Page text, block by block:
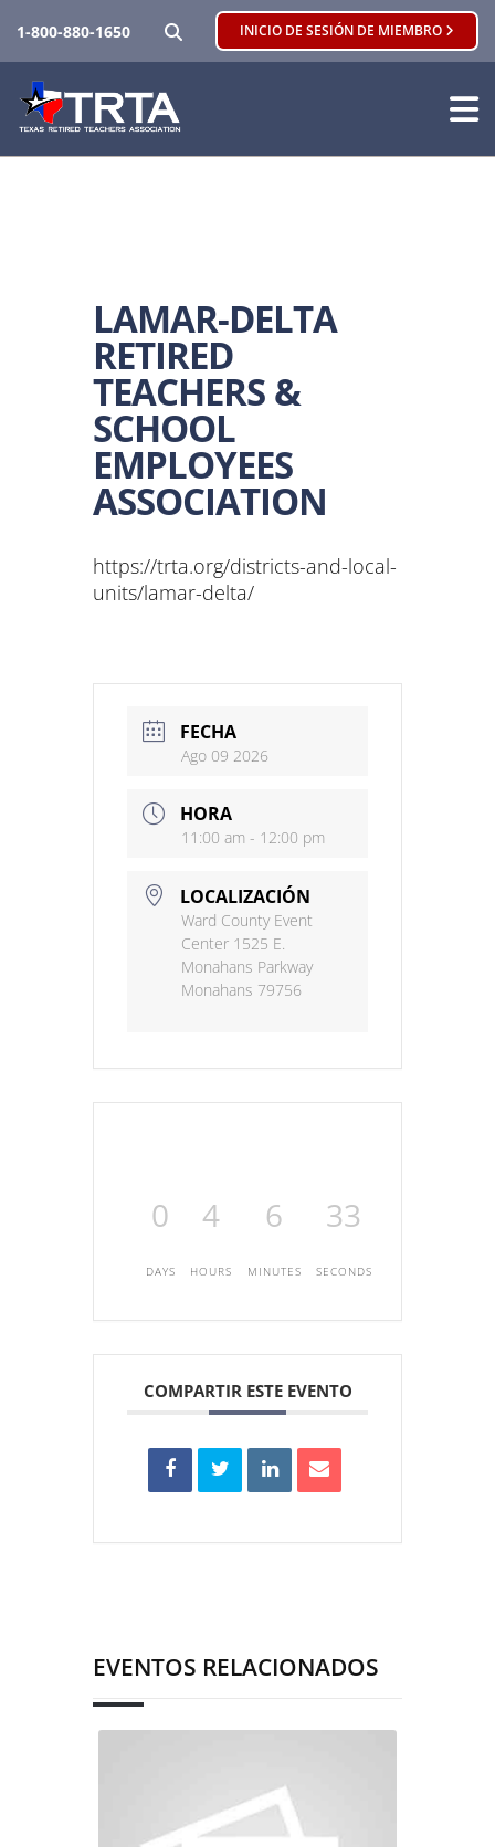
1-800-880-1650 BUSCARINICIO DE SESIÓN DE MIEMBRO
LAMAR-DELTA
RETIRED
TEACHERS &
SCHOOL
EMPLOYEES
ASSOCIATION
https://trta.org/districts-and-local-
units/lamar-delta/
FECHA
Ago 09 2026
HORA
11:00 am - 12:00 pm
LOCALIZACIÓN
Ward County Event
Center 1525 E.
Monahans Parkway
Monahans 79756
0
DAYS
4
HOURS
6
MINUTES
33
SECONDS
COMPARTIR ESTE EVENTO
EVENTOS RELACIONADOS